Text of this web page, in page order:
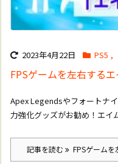
2023年4月22日 PS5 ,
FPSゲームを左右する
Apex Legendsやフォートナ
力強化グッズがお勧め！エイ
記事を読む FPSゲームを